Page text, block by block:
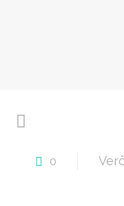
0